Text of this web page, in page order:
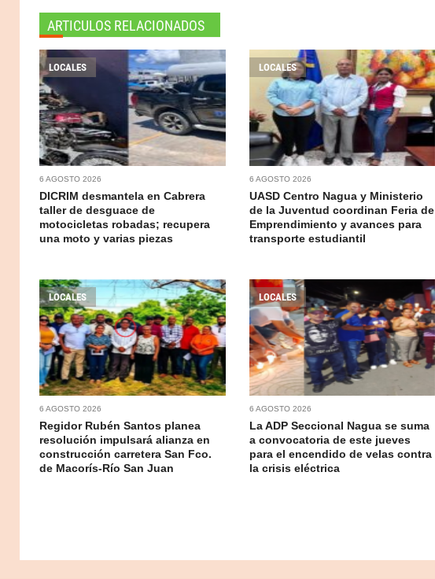
ARTICULOS RELACIONADOS
LOCALES
6 AGOSTO 2026
DICRIM desmantela en Cabrera
taller de desguace de
motocicletas robadas; recupera
una moto y varias piezas
LOCALES
6 AGOSTO 2026
UASD Centro Nagua y Ministerio
de la Juventud coordinan Feria de
Emprendimiento y avances para
transporte estudiantil
LOCALES
6 AGOSTO 2026
Regidor Rubén Santos planea
resolución impulsará alianza en
construcción carretera San Fco.
de Macorís-Río San Juan
LOCALES
6 AGOSTO 2026
La ADP Seccional Nagua se suma
a convocatoria de este jueves
para el encendido de velas contra
la crisis eléctrica